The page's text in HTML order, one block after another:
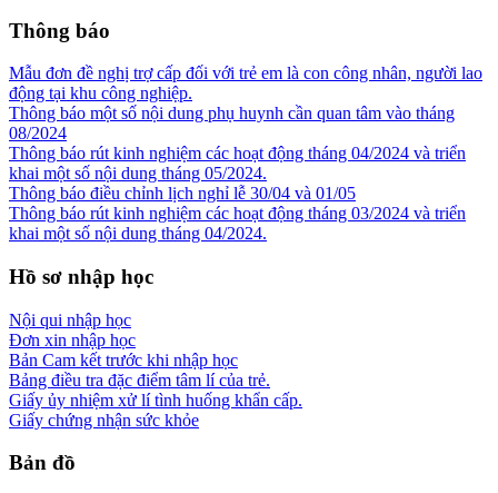
Thông báo
Mẫu đơn đề nghị trợ cấp đối với trẻ em là con công nhân, người lao
động tại khu công nghiệp.
Thông báo một số nội dung phụ huynh cần quan tâm vào tháng
08/2024
Thông báo rút kinh nghiệm các hoạt động tháng 04/2024 và triển
khai một số nội dung tháng 05/2024.
Thông báo điều chỉnh lịch nghỉ lễ 30/04 và 01/05
Thông báo rút kinh nghiệm các hoạt động tháng 03/2024 và triển
khai một số nội dung tháng 04/2024.
Hồ sơ nhập học
Nội qui nhập học
Đơn xin nhập học
Bản Cam kết trước khi nhập học
Bảng điều tra đặc điểm tâm lí của trẻ.
Giấy ủy nhiệm xử lí tình huống khẩn cấp.
Giấy chứng nhận sức khỏe
Bản đồ